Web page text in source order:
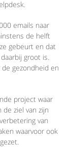
emails naar
de helft
gebeurt en dat
groot is.
gezondheid en
project waar
ziel van zijn
van
waarvoor ook